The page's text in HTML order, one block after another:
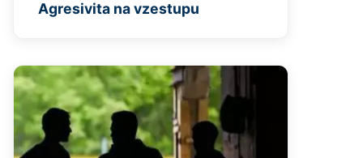
Agresivita na vzestupu